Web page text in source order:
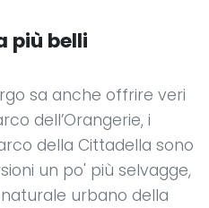
più belli
sa anche offrire veri
dell’Orangerie, i
della Cittadella sono
un po' più selvagge,
urbano della